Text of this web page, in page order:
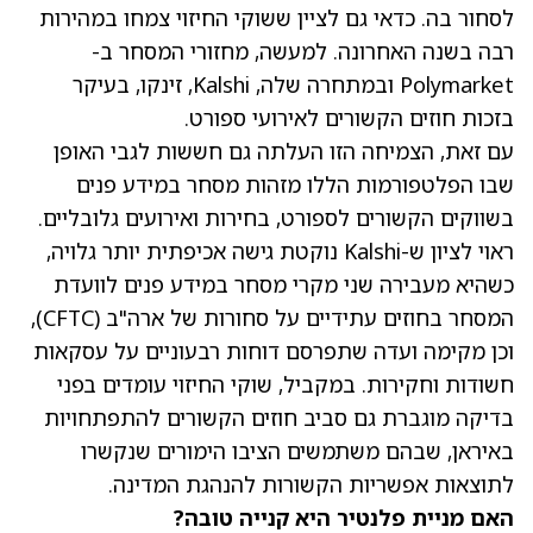
לסחור בה. כדאי גם לציין ששוקי החיזוי צמחו במהירות
רבה בשנה האחרונה. למעשה, מחזורי המסחר ב-
Polymarket ובמתחרה שלה, Kalshi, זינקו, בעיקר
בזכות חוזים הקשורים לאירועי ספורט.
עם זאת, הצמיחה הזו העלתה גם חששות לגבי האופן
שבו הפלטפורמות הללו מזהות מסחר במידע פנים
בשווקים הקשורים לספורט, בחירות ואירועים גלובליים.
ראוי לציון ש-Kalshi נוקטת גישה אכיפתית יותר גלויה,
כשהיא מעבירה שני מקרי מסחר במידע פנים לוועדת
המסחר בחוזים עתידיים על סחורות של ארה"ב (CFTC),
וכן מקימה ועדה שתפרסם דוחות רבעוניים על עסקאות
חשודות וחקירות. במקביל, שוקי החיזוי עומדים בפני
בדיקה מוגברת גם סביב חוזים הקשורים להתפתחויות
באיראן, שבהם משתמשים הציבו הימורים שנקשרו
לתוצאות אפשריות הקשורות להנהגת המדינה.
האם מניית פלנטיר היא קנייה טובה?